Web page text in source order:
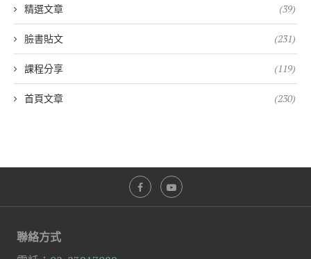
精選文章 (39)
臉書貼文 (231)
課程分享 (119)
首頁文章 (230)
聯絡方式